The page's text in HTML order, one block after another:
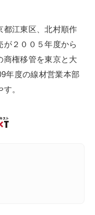
江東区、北村順作
が２００５年度から
商権移管を東京と大
年度の線材営業本部
。